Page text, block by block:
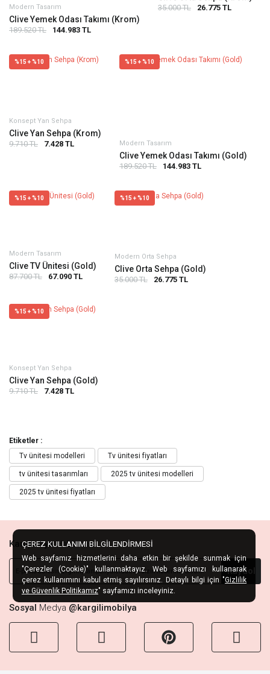
Modern Tasarım
Clive Yemek Odası Takımı (Krom)
189.520 TL 144.983 TL
35.000 TL 26.775 TL
%15 + %10
Konsept Yan Sehpa
Clive Yan Sehpa (Krom)
9.710 TL 7.428 TL
%15 + %10
Modern Tasarım
Clive Yemek Odası Takımı (Gold)
189.520 TL 144.983 TL
%15 + %10
Modern Tasarım
Clive TV Ünitesi (Gold)
87.700 TL 67.090 TL
%15 + %10
Modern Orta Sehpa
Clive Orta Sehpa (Gold)
35.000 TL 26.775 TL
%15 + %10
Konsept Yan Sehpa
Clive Yan Sehpa (Gold)
9.710 TL 7.428 TL
Etiketler :
Tv ünitesi modelleri
Tv ünitesi fiyatları
tv ünitesi tasarımları 2025 tv ünitesi modelleri
2025 tv ünitesi fiyatları
KampanyaHabercisi
Kaydol
Sosyal Medya @kargilimobilya
ÇEREZ KULLANIMI BİLGİLENDİRMESİ
Web sayfamız hizmetlerini daha etkin bir şekilde sunmak için
"Çerezler (Cookie)" kullanmaktayız. Web sayfamızı kullanarak
çerez kullanımını kabul etmiş sayılırsınız. Detaylı bilgi için "Gizlilik
ve Güvenlik Politikamız" sayfamızı inceleyiniz.